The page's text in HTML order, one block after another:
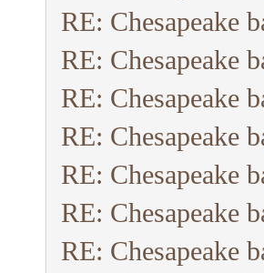
RE: Chesapeake
RE: Chesapeake
RE: Chesapeake
RE: Chesapeake
RE: Chesapeake
RE: Chesapeake
RE: Chesapeake